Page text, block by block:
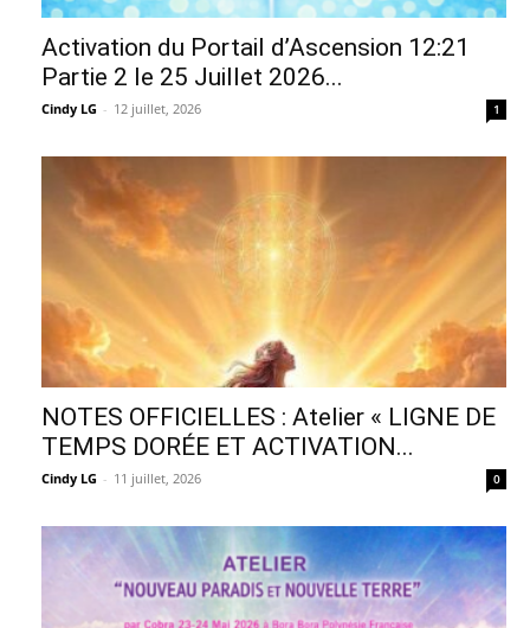
Activation du Portail d’Ascension 12:21
Partie 2 le 25 Juillet 2026...
Cindy LG - 12 juillet, 2026 1
NOTES OFFICIELLES : Atelier « LIGNE DE
TEMPS DORÉE ET ACTIVATION...
Cindy LG - 11 juillet, 2026 0